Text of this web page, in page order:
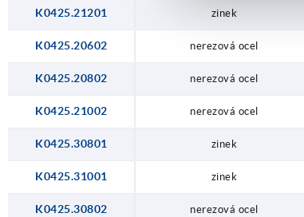
K0425.21201 zinek
K0425.20602 nerezová ocel
K0425.20802 nerezová ocel
K0425.21002 nerezová ocel
K0425.30801 zinek
K0425.31001 zinek
K0425.30802 nerezová ocel